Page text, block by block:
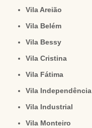
Vila Areião
Vila Belém
Vila Bessy
Vila Cristina
Vila Fátima
Vila Independência
Vila Industrial
Vila Monteiro